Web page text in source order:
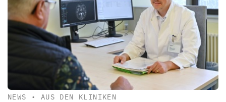
NEWS • AUS DEN KLINIKEN